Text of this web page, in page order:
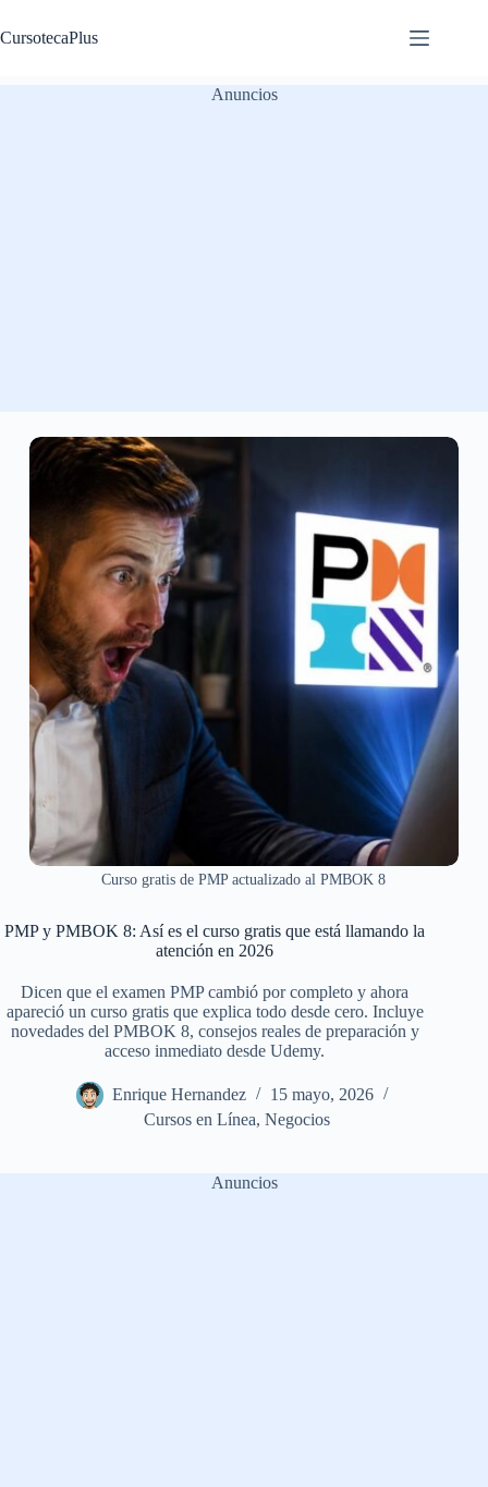
al
contenido
CursotecaPlus
Anuncios
Curso gratis de PMP actualizado al PMBOK 8
PMP y PMBOK 8: Así es el curso gratis que está llamando la
atención en 2026
Dicen que el examen PMP cambió por completo y ahora
apareció un curso gratis que explica todo desde cero. Incluye
novedades del PMBOK 8, consejos reales de preparación y
acceso inmediato desde Udemy.
Enrique Hernandez
15 mayo, 2026
Cursos en Línea, Negocios
Anuncios